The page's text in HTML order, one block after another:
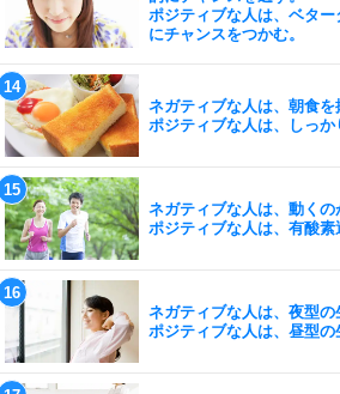
ポジティブな人は、ベタ
にチャンスをつかむ。
ネガティブな人は、朝食を
ポジティブな人は、しっか
ネガティブな人は、動くの
ポジティブな人は、有酸素
ネガティブな人は、夜型の
ポジティブな人は、昼型の